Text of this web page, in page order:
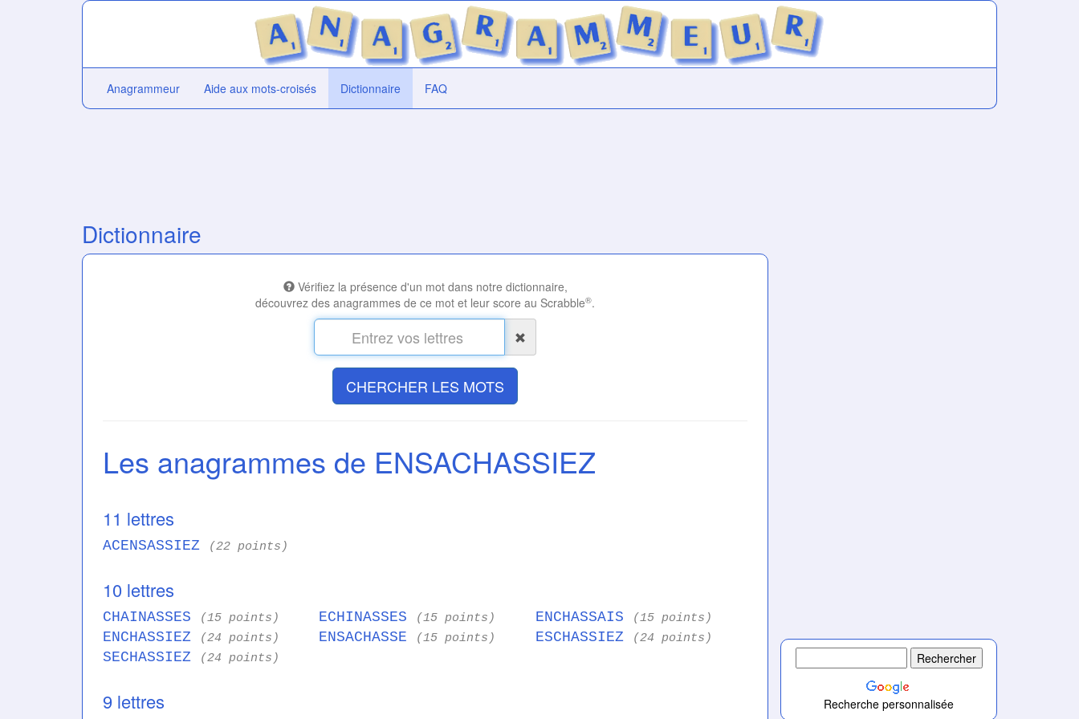
Anagrammeur Aide aux mots-croisés Dictionnaire FAQ
Dictionnaire
Vérifiez la présence d'un mot dans notre dictionnaire,
découvrez des anagrammes de ce mot et leur score au Scrabble®.
CHERCHER LES MOTS
Les anagrammes de ENSACHASSIEZ
11 lettres
ACENSASSIEZ (22 points)
10 lettres
CHAINASSES (15 points) ECHINASSES (15 points) ENCHASSAIS (15 points)
ENCHASSIEZ (24 points) ENSACHASSE (15 points) ESCHASSIEZ (24 points)
SECHASSIEZ (24 points)
9 lettres Recherche personnalisée